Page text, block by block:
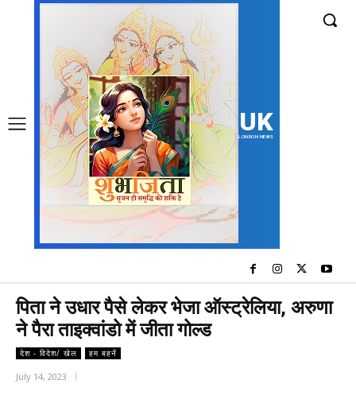
UK
LONDON NEWS
पिता ने उधार पैसे लेकर भेजा ऑस्ट्रेलिया, अरुणा
ने पैरा ताइक्वांडो में जीता गोल्ड
देश - विदेश/ खेल हम बहनें
July 14, 2023